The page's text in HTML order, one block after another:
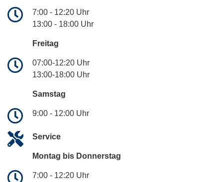
7:00 - 12:20 Uhr
13:00 - 18:00 Uhr
Freitag
07:00-12:20 Uhr
13:00-18:00 Uhr
Samstag
9:00 - 12:00 Uhr
Service
Montag bis Donnerstag
7:00 - 12:20 Uhr